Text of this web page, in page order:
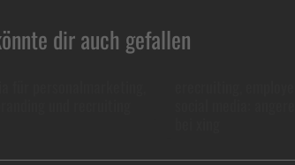
dir auch gefallen